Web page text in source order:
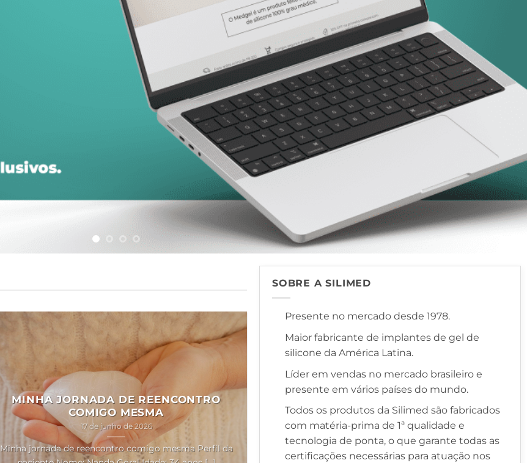
MINHA JORNADA DE REENCONTRO
COMIGO MESMA
17 de junho de 2026
Minha jornada de reencontro comigo mesma Perfil da
SOBRE A SILIMED
Presente no mercado desde 1978.
Maior fabricante de implantes de gel de
silicone da América Latina.
Líder em vendas no mercado brasileiro e
presente em vários países do mundo.
Todos os produtos da Silimed são fabricados
com matéria-prima de 1ª qualidade e
tecnologia de ponta, o que garante todas as
certificações necessárias para atuação nos